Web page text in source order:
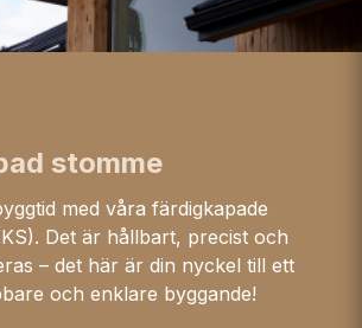
stomme
med våra färdigkapade
Det är hållbart, precist och
– det här är din nyckel till ett
och enklare byggande!